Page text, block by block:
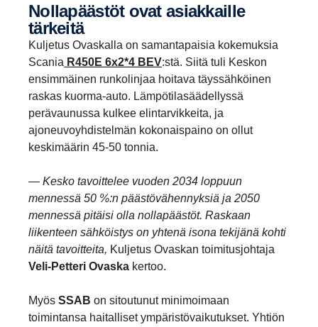
Nolla­päästöt ovat asiak­kaille
tärkeitä
Kuljetus Ovaskalla on samantapaisia kokemuksia
Scania R450E 6x2*4 BEV:stä. Siitä tuli Keskon
ensimmäinen runkolinjaa hoitava täyssähköinen
raskas kuorma-auto. Lämpötilasäädellyssä
perävaunussa kulkee elintarvikkeita, ja
ajoneuvoyhdistelmän kokonaispaino on ollut
keskimäärin 45-50 tonnia.
— Kesko tavoittelee vuoden 2034 loppuun
mennessä 50 %:n päästövähennyksiä ja 2050
mennessä pitäisi olla nollapäästöt. Raskaan
liikenteen sähköistys on yhtenä isona tekijänä kohti
näitä tavoitteita, Kuljetus Ovaskan toimitusjohtaja
Veli-Petteri Ovaska kertoo.
Myös SSAB on sitoutunut minimoimaan
toimintansa haitalliset ympäristövaikutukset. Yhtiön